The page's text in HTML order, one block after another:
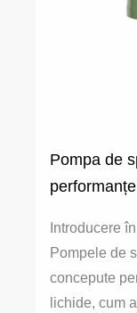
Pompa de
Introducere
Pompele de
concepute
lichide, cum